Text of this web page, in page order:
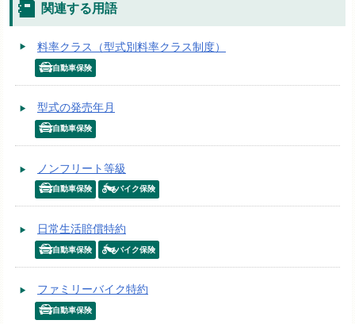
関連する用語
料率クラス（型式別料率クラス制度）
自動車保険
型式の発売年月
自動車保険
ノンフリート等級
自動車保険 バイク保険
日常生活賠償特約
自動車保険 バイク保険
ファミリーバイク特約
自動車保険